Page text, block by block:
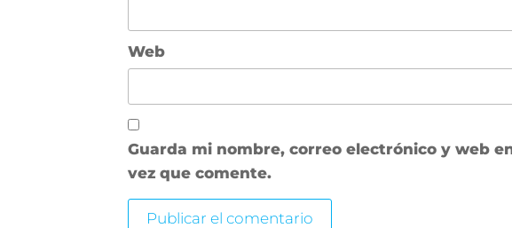
Web
Guarda mi nombre, correo electrónico y web
vez que comente.